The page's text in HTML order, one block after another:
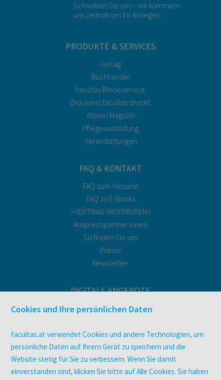
Schreiben Sie uns – wir kümmern
uns zeitnah um Ihr Anliegen.
PRODUKTE & SERVICES
Verlag
Buchhandel
facultas Bindeservice
Druckerei facultas druckt.
Wissen Magazin
Pflegeausbildung
Veranstaltungen
FAQ & KONTAKT
FAQ zum Versand
FAQ zu E-Books
>VERTRAG WIDERRUFEN<
Ansprechpartner:innen
So finden Sie uns
Presse
Newsletter
DIGITALE ANGEBOTE
Überblick
utb elibrary
E-Books
facultas Club
Cookies und Ihre persönlichen Daten
facultas.at verwendet Cookies und andere Technologien, um
persönliche Daten auf Ihrem Gerät zu speichern und die
Website stetig für Sie zu verbessern. Wenn Sie damit
einverstanden sind, klicken Sie bitte auf Alle Cookies. Sie haben